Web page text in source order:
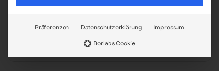
Kategorien:Schweisstechnologie
Arbeitsschutz / Schweißerschutz
Präferenzen Datenschutzerklärung Impressum
Borlabs Cookie